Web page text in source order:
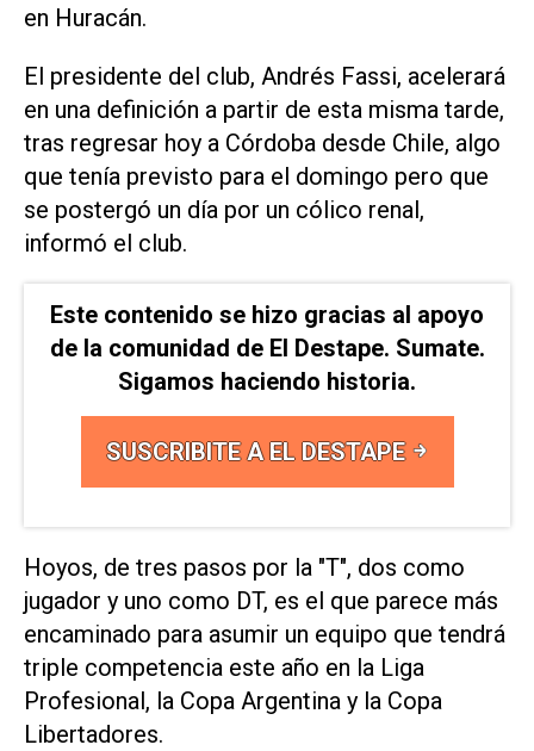
en Huracán.
El presidente del club, Andrés Fassi, acelerará
en una definición a partir de esta misma tarde,
tras regresar hoy a Córdoba desde Chile, algo
que tenía previsto para el domingo pero que
se postergó un día por un cólico renal,
informó el club.
Este contenido se hizo gracias al apoyo
de la comunidad de El Destape. Sumate.
Sigamos haciendo historia.
SUSCRIBITE A EL DESTAPE
Hoyos, de tres pasos por la "T", dos como
jugador y uno como DT, es el que parece más
encaminado para asumir un equipo que tendrá
triple competencia este año en la Liga
Profesional, la Copa Argentina y la Copa
Libertadores.